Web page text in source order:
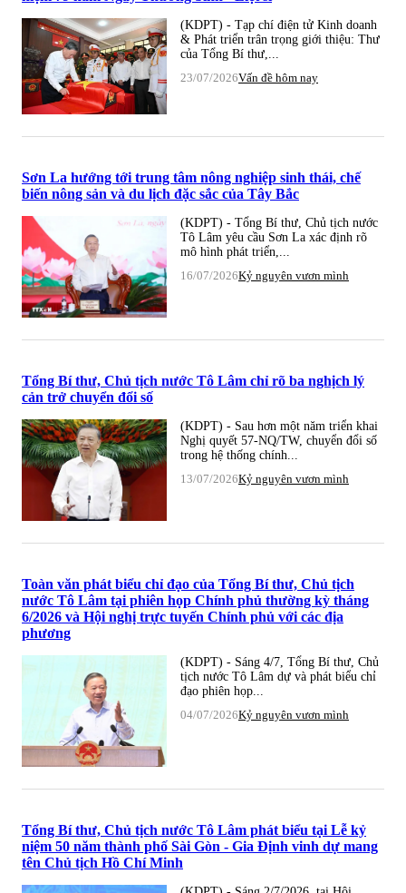
(KDPT) - Tạp chí điện tử Kinh doanh
& Phát triển trân trọng giới thiệu: Thư
của Tổng Bí thư,...
23/07/2026Vấn đề hôm nay
Sơn La hướng tới trung tâm nông nghiệp sinh thái, chế
biến nông sản và du lịch đặc sắc của Tây Bắc
(KDPT) - Tổng Bí thư, Chủ tịch nước
Tô Lâm yêu cầu Sơn La xác định rõ
mô hình phát triển,...
16/07/2026Kỷ nguyên vươn mình
Tổng Bí thư, Chủ tịch nước Tô Lâm chỉ rõ ba nghịch lý
cản trở chuyển đổi số
(KDPT) - Sau hơn một năm triển khai
Nghị quyết 57-NQ/TW, chuyển đổi số
trong hệ thống chính...
13/07/2026Kỷ nguyên vươn mình
Toàn văn phát biểu chỉ đạo của Tổng Bí thư, Chủ tịch
nước Tô Lâm tại phiên họp Chính phủ thường kỳ tháng
6/2026 và Hội nghị trực tuyến Chính phủ với các địa
phương
(KDPT) - Sáng 4/7, Tổng Bí thư, Chủ
tịch nước Tô Lâm dự và phát biểu chỉ
đạo phiên họp...
04/07/2026Kỷ nguyên vươn mình
Tổng Bí thư, Chủ tịch nước Tô Lâm phát biểu tại Lễ kỷ
niệm 50 năm thành phố Sài Gòn - Gia Định vinh dự mang
tên Chủ tịch Hồ Chí Minh